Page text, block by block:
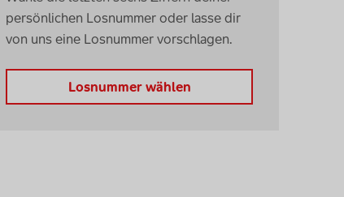
persönlichen Losnummer oder lasse dir
von uns eine Losnummer vorschlagen.
Losnummer wählen